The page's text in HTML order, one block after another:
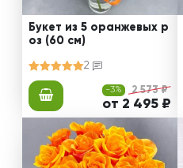
Букет из 5 оранжевых р
оз (60 см)
2
-3% 2 573 ₽
от 2 495 ₽